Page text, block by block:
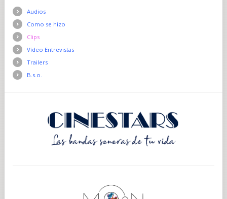
Audios
Como se hizo
Clips
Vídeo Entrevistas
Trailers
B.s.o.